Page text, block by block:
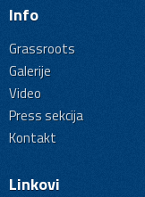
Info
Grassroots
Galerije
Video
Press sekcija
Kontakt
Linkovi